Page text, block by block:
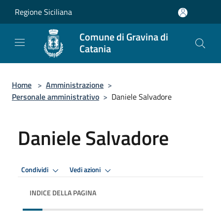
Regione Siciliana
Comune di Gravina di
Catania
Home > Amministrazione >
Personale amministrativo > Daniele Salvadore
Daniele Salvadore
Condividi Vedi azioni
INDICE DELLA PAGINA